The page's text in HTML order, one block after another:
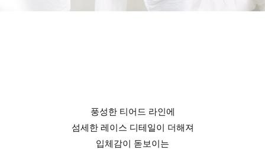
풍성한 티어드 라인에
섬세한 레이스 디테일이 더해져
입체감이 돋보이는